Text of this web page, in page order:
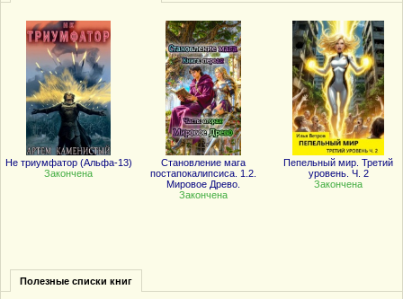
Не триумфатор (Альфа-13)
Закончена
Становление мага
постапокалипсиса. 1.2.
Мировое Древо.
Закончена
Пепельный мир. Третий
уровень. Ч. 2
Закончена
Полезные списки книг